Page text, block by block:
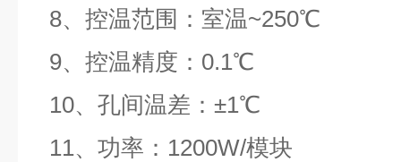
8、控温范围：室温~250℃
9、控温精度：0.1℃
10、孔间温差：±1℃
11、功率：1200W/模块